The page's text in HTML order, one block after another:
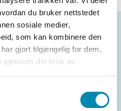
du bruker nettstedet
sosiale medier,
som kan kombinere den
gjort tilgjengelig for dem,
gjennom din bruk av
lagerstyring